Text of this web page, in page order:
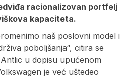
racionalizovan portfelj
kapaciteta.
naš poslovni model i
poboljšanja“, citira se
u dopisu upućenom
je već uštedeo